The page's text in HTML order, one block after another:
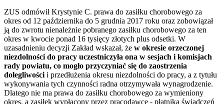
ZUS odmówił Krystynie C. prawa do zasiłku chorobowego za
okres od 12 października do 5 grudnia 2017 roku oraz zobowiązał
ją do zwrotu nienależnie pobranego zasiłku chorobowego za ten
okres w kwocie ponad 16 tysięcy złotych plus odsetki. W
uzasadnieniu decyzji Zakład wskazał, że w okresie orzeczonej
niezdolności do pracy uczestniczyła ona w sesjach i komisjach
rady powiatu, co mogło przyczyniać się do zaostrzenia
dolegliwościi przedłużenia okresu niezdolności do pracy, a z tytułu
wykonywania tych czynności radna otrzymywała wynagrodzenie.
Dlatego nie ma prawa do zasiłku chorobowego za wymieniony
okres, a zasiłek wypłacony przez pracodawcę - płatnika świadczeń